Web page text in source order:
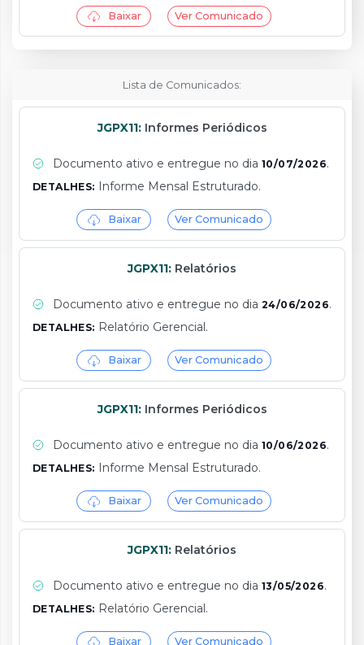
Baixar Ver Comunicado
Lista de Comunicados:
JGPX11:Informes Periódicos
Documento ativo e entregue no dia 10/07/2026.
DETALHES: Informe Mensal Estruturado.
Baixar Ver Comunicado
JGPX11: Relatórios
Documento ativo e entregue no dia 24/06/2026.
DETALHES: Relatório Gerencial.
Baixar Ver Comunicado
JGPX11:Informes Periódicos
Documento ativo e entregue no dia 10/06/2026.
DETALHES: Informe Mensal Estruturado.
Baixar Ver Comunicado
JGPX11: Relatórios
Documento ativo e entregue no dia 13/05/2026.
DETALHES: Relatório Gerencial.
Baixar Ver Comunicado